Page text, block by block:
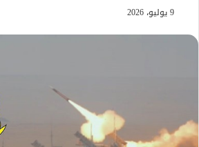
9 يوليو، 2026